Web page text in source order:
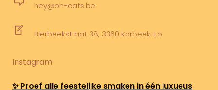
hey@oh-oats.be
Bierbeekstraat 38, 3360 Korbeek-Lo
Instagram
✨ Proef alle feestelijke smaken in één luxueus